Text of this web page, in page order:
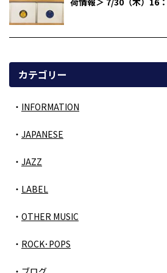
カテゴリー
INFORMATION
JAPANESE
JAZZ
LABEL
OTHER MUSIC
ROCK･POPS